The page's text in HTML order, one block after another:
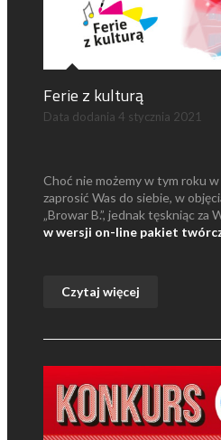
Ferie z kulturą
Data dodania 4 stycznia 2021
Choć nie możemy w tym roku
zaprosić Was do siebie, w
„Browar B.”, jednak tęskniąc za
w wersji on-line pakiet
Czytaj więcej